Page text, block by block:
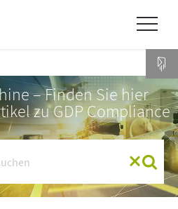
– Finden Sie hier
zu GDP Compliance